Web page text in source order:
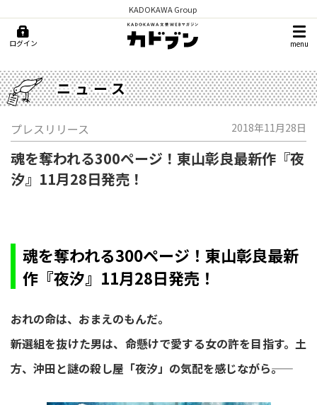
KADOKAWA Group
ログイン menu
ニュース
プレスリリース 2018年11月28日
魂を奪われる300ページ！東山彰良最新作『夜
汐』11月28日発売！
魂を奪われる300ページ！東山彰良最新
作『夜汐』11月28日発売！
おれの命は、おまえのもんだ。
新選組を抜けた男は、命懸けで愛する女の許を目指す。土
方、沖田と謎の殺し屋「夜汐」の気配を感じながら――。